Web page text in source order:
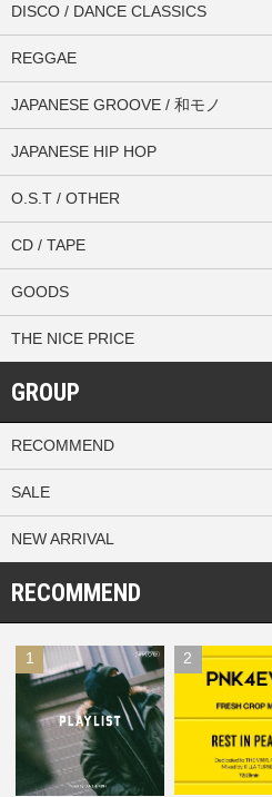
DISCO / DANCE CLASSICS
REGGAE
JAPANESE GROOVE / 和モノ
JAPANESE HIP HOP
O.S.T / OTHER
CD / TAPE
GOODS
THE NICE PRICE
GROUP
RECOMMEND
SALE
NEW ARRIVAL
RECOMMEND
1 2